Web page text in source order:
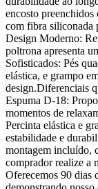
encosto preenchidos
com fibra siliconada
Design Moderno:
poltrona apresenta
Sofisticados: Pés
elástica, e grampo
design.Diferenciais
Espuma D-18:
momentos de
Percinta elástica e
estabilidade e
montagem incluído,
comprador realize a
Oferecemos 90 dias